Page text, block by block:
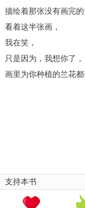
描绘着那张没有画完的
看着这半张画，
我在笑，
只是因为，我想你了，
画里为你种植的兰花都
支持本书